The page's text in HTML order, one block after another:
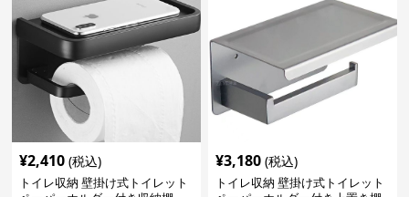
¥2,410 (税込)
トイレ収納 壁掛け式トイレット
¥3,180 (税込)
トイレ収納 壁掛け式トイレット